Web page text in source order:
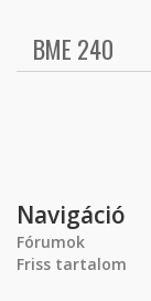
BME 240
Navigáció
Fórumok
Friss tartalom